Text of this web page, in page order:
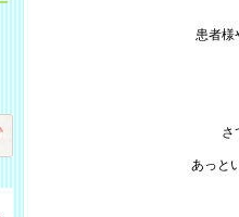
患者様
さ
あっと